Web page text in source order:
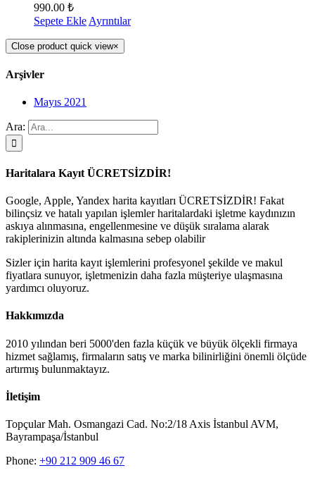
990.00 ₺
Sepete Ekle Ayrıntılar
Close product quick view×
Arşivler
Mayıs 2021
Ara:
Haritalara Kayıt ÜCRETSİZDİR!
Google, Apple, Yandex harita kayıtları ÜCRETSİZDİR! Fakat
bilinçsiz ve hatalı yapılan işlemler haritalardaki işletme kaydınızın
askıya alınmasına, engellenmesine ve düşük sıralama alarak
rakiplerinizin altında kalmasına sebep olabilir
Sizler için harita kayıt işlemlerini profesyonel şekilde ve makul
fiyatlara sunuyor, işletmenizin daha fazla müşteriye ulaşmasına
yardımcı oluyoruz.
Hakkımızda
2010 yılından beri 5000'den fazla küçük ve büyük ölçekli firmaya
hizmet sağlamış, firmaların satış ve marka bilinirliğini önemli ölçüde
artırmış bulunmaktayız.
İletişim
Topçular Mah. Osmangazi Cad. No:2/18 Axis İstanbul AVM,
Bayrampaşa/İstanbul
Phone: +90 212 909 46 67